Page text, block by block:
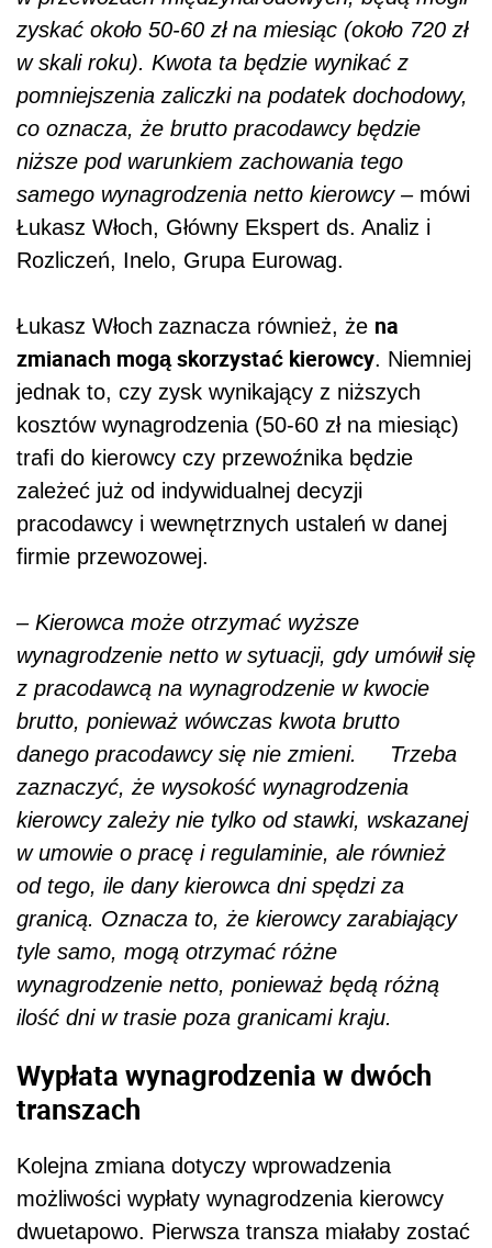
zyskać około 50-60 zł na miesiąc (około 720 zł
w skali roku). Kwota ta będzie wynikać z
pomniejszenia zaliczki na podatek dochodowy,
co oznacza, że brutto pracodawcy będzie
niższe pod warunkiem zachowania tego
samego wynagrodzenia netto kierowcy – mówi
Łukasz Włoch, Główny Ekspert ds. Analiz i
Rozliczeń, Inelo, Grupa Eurowag.
Łukasz Włoch zaznacza również, że na
zmianach mogą skorzystać kierowcy. Niemniej
jednak to, czy zysk wynikający z niższych
kosztów wynagrodzenia (50-60 zł na miesiąc)
trafi do kierowcy czy przewoźnika będzie
zależeć już od indywidualnej decyzji
pracodawcy i wewnętrznych ustaleń w danej
firmie przewozowej.
– Kierowca może otrzymać wyższe
wynagrodzenie netto w sytuacji, gdy umówił się
z pracodawcą na wynagrodzenie w kwocie
brutto, ponieważ wówczas kwota brutto
danego pracodawcy się nie zmieni.
Trzeba
zaznaczyć, że wysokość wynagrodzenia
kierowcy zależy nie tylko od stawki, wskazanej
w umowie o pracę i regulaminie, ale również
od tego, ile dany kierowca dni spędzi za
granicą. Oznacza to, że kierowcy zarabiający
tyle samo, mogą otrzymać różne
wynagrodzenie netto, ponieważ będą różną
ilość dni w trasie poza granicami kraju.
Wypłata wynagrodzenia w dwóch
transzach
Kolejna zmiana dotyczy wprowadzenia
możliwości wypłaty wynagrodzenia kierowcy
dwuetapowo. Pierwsza transza miałaby zostać